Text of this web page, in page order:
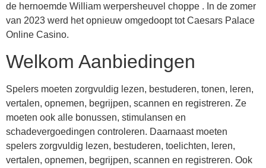
de hernoemde William werpersheuvel choppe . In de zomer
van 2023 werd het opnieuw omgedoopt tot Caesars Palace
Online Casino.
Welkom Aanbiedingen
Spelers moeten zorgvuldig lezen, bestuderen, tonen, leren,
vertalen, opnemen, begrijpen, scannen en registreren. Ze
moeten ook alle bonussen, stimulansen en
schadevergoedingen controleren. Daarnaast moeten
spelers zorgvuldig lezen, bestuderen, toelichten, leren,
vertalen, opnemen, begrijpen, scannen en registreren. Ook